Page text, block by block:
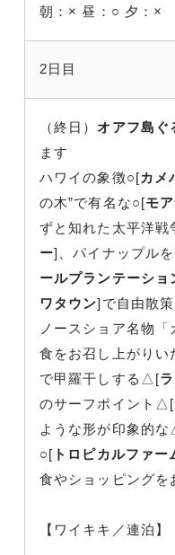
朝：× 昼：○ 夕：×
2日目
（終日）オアフ島ぐ
ます
ハワイの象徴○[カメ
の木”で有名な○[モ
ずと知れた太平洋戦
ー]、パイナップル
ールプランテーショ
ワタウン]で自由散策
ノースショア名物
食をお召し上がりい
で甲羅干しする△[
のサーフポイント△[
ような形が印象的
○[ トロピカルファー
食やショッピングを
【ワイキキ／連泊】